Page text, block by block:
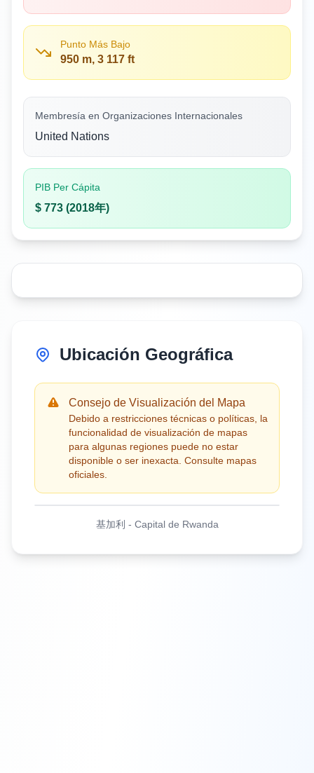
Punto Más Bajo
950 m, 3 117 ft
Membresía en Organizaciones Internacionales
United Nations
PIB Per Cápita
$ 773 (2018年)
Ubicación Geográfica
Consejo de Visualización del Mapa
Debido a restricciones técnicas o políticas, la
funcionalidad de visualización de mapas
para algunas regiones puede no estar
disponible o ser inexacta. Consulte mapas
oficiales.
基加利 - Capital de Rwanda